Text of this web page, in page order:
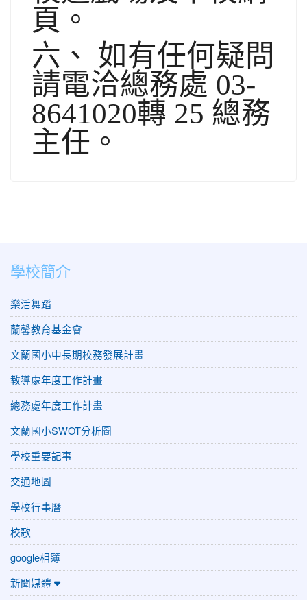
頁。
六、 如有任何疑問
請電洽總務處 03-
8641020轉 25 總務
主任。
學校簡介
樂活舞蹈
蘭馨教育基金會
文蘭國小中長期校務發展計畫
教導處年度工作計畫
總務處年度工作計畫
文蘭國小SWOT分析圖
學校重要記事
交通地圖
學校行事曆
校歌
google相簿
新聞媒體